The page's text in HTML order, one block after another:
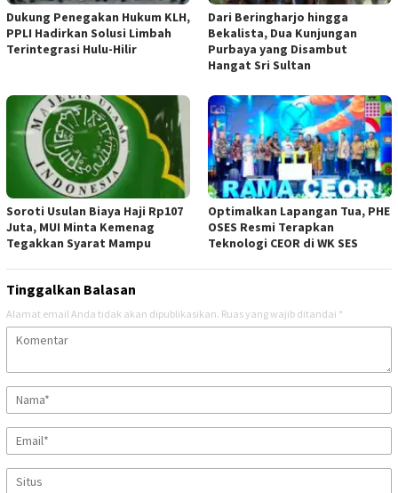
Dukung Penegakan Hukum KLH,
PPLI Hadirkan Solusi Limbah
Terintegrasi Hulu-Hilir
Dari Beringharjo hingga
Bekalista, Dua Kunjungan
Purbaya yang Disambut
Hangat Sri Sultan
Soroti Usulan Biaya Haji Rp107
Juta, MUI Minta Kemenag
Tegakkan Syarat Mampu
Optimalkan Lapangan Tua, PHE
OSES Resmi Terapkan
Teknologi CEOR di WK SES
Tinggalkan Balasan
Alamat email Anda tidak akan dipublikasikan. Ruas yang wajib ditandai *